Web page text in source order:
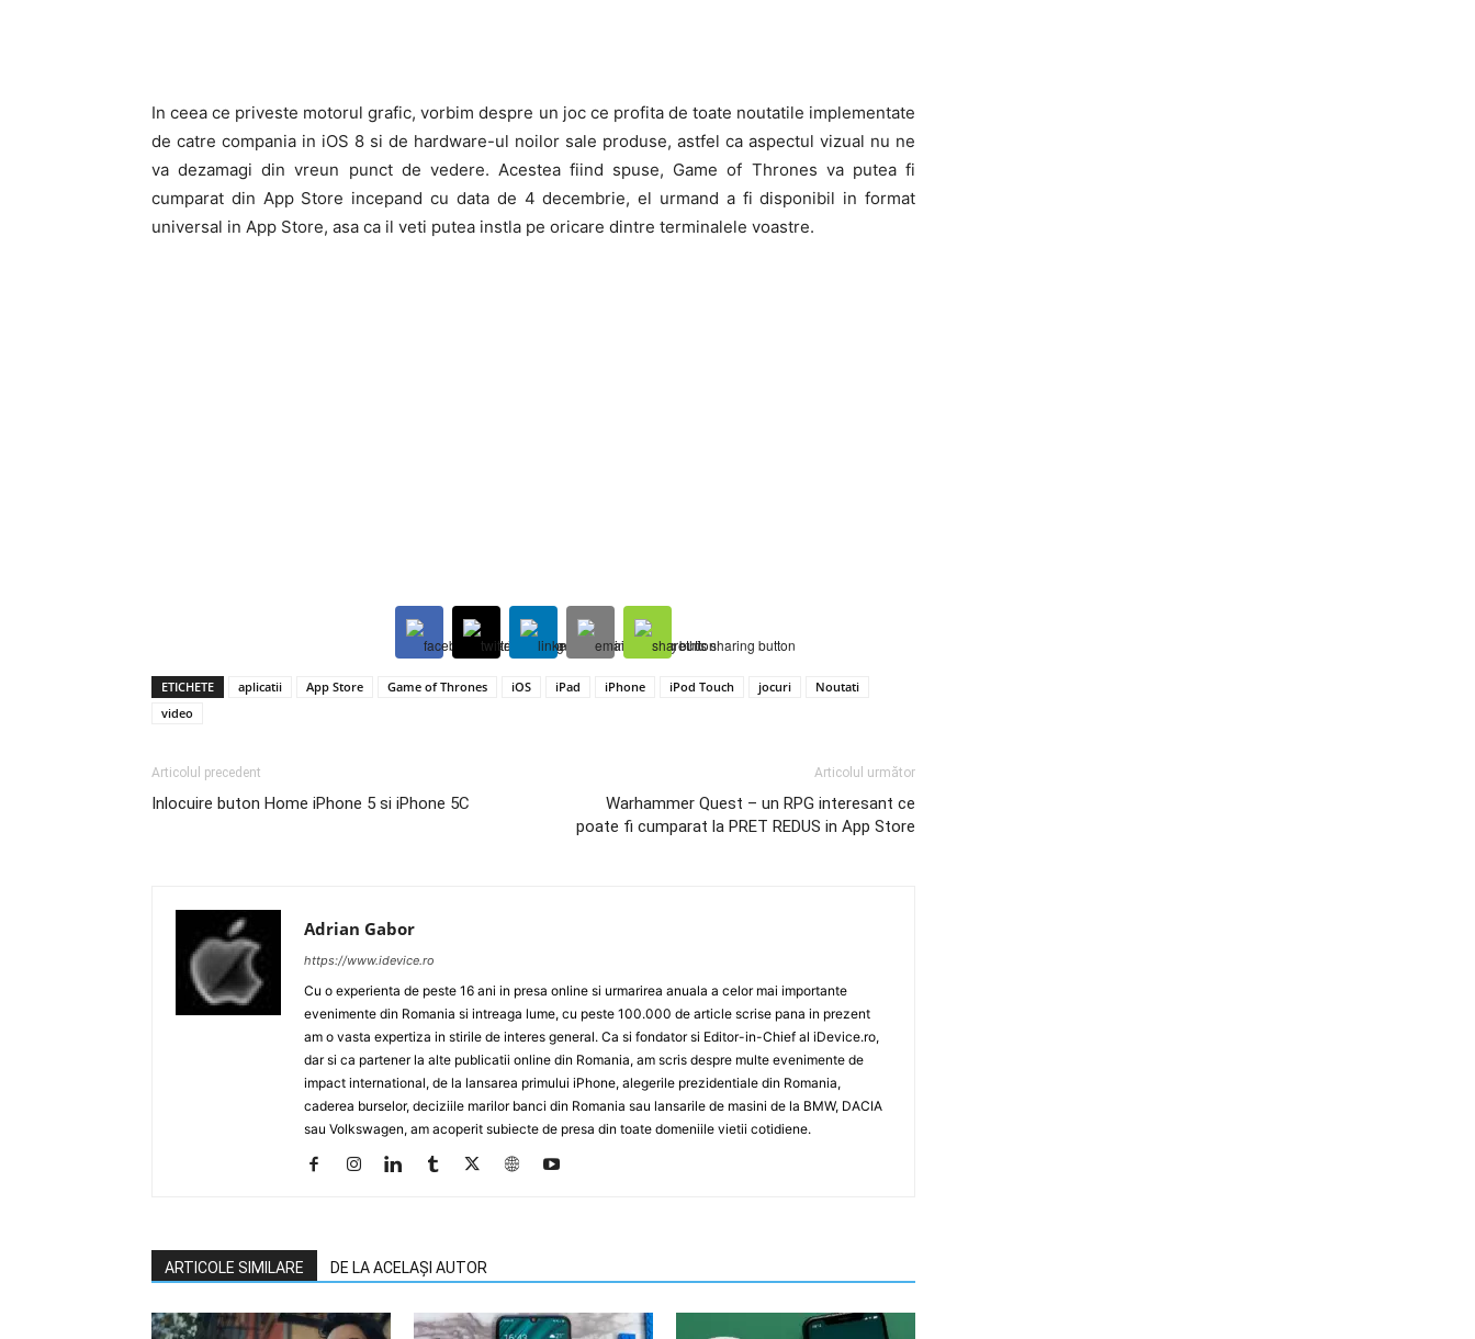
In ceea ce priveste motorul grafic, vorbim despre un joc ce profita de toate noutatile implementate
de catre compania in iOS 8 si de hardware-ul noilor sale produse, astfel ca aspectul vizual nu ne
va dezamagi din vreun punct de vedere. Acestea fiind spuse, Game of Thrones va putea fi
cumparat din App Store incepand cu data de 4 decembrie, el urmand a fi disponibil in format
universal in App Store, asa ca il veti putea instla pe oricare dintre terminalele voastre.
ETICHETE aplicatii App Store Game of Thrones iOS iPad iPhone iPod Touch jocuri
Noutati
video
Articolul precedent
Inlocuire buton Home iPhone 5 si iPhone 5C
Articolul următor
Warhammer Quest – un RPG interesant ce
poate fi cumparat la PRET REDUS in App Store
Adrian Gabor
https://www.idevice.ro
Cu o experienta de peste 16 ani in presa online si urmarirea anuala a celor mai importante
evenimente din Romania si intreaga lume, cu peste 100.000 de article scrise pana in prezent
am o vasta expertiza in stirile de interes general. Ca si fondator si Editor-in-Chief al iDevice.ro,
dar si ca partener la alte publicatii online din Romania, am scris despre multe evenimente de
impact international, de la lansarea primului iPhone, alegerile prezidentiale din Romania,
caderea burselor, deciziile marilor banci din Romania sau lansarile de masini de la BMW, DACIA
sau Volkswagen, am acoperit subiecte de presa din toate domeniile vietii cotidiene.
ARTICOLE SIMILARE DE LA ACELAȘI AUTOR